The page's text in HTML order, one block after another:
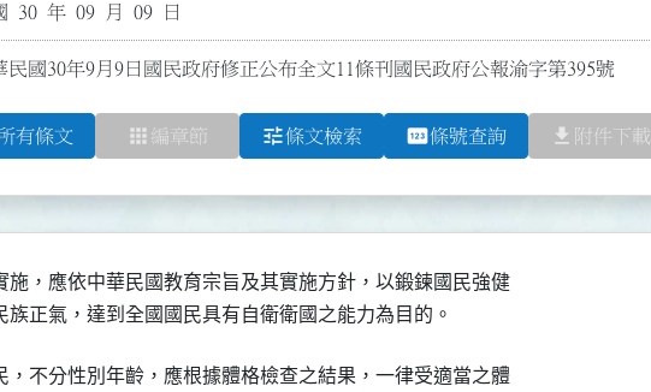
30 年 09 月 09 日
民國30年9月9日國民政府修正公布全文11條刊國民政府公報渝字第395號
有條文 apps 編章節 tune條文檢索 pin條號查詢 file_download 附件下載
施，應依中華民國教育宗旨及其實施方針，以鍛鍊國民強健
族正氣，達到全國國民具有自衛衛國之能力為目的。
，不分性別年齡，應根據體格檢查之結果，一律受適當之體